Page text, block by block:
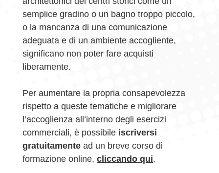
semplice gradino o un bagno troppo piccolo,
o la mancanza di una comunicazione
adeguata e di un ambiente accogliente,
significano non poter fare acquisti
liberamente.
Per aumentare la propria consapevolezza
rispetto a queste tematiche e migliorare
l’accoglienza all’interno degli esercizi
commerciali, è possibile iscriversi
gratuitamente ad un breve corso di
formazione online, cliccando qui.